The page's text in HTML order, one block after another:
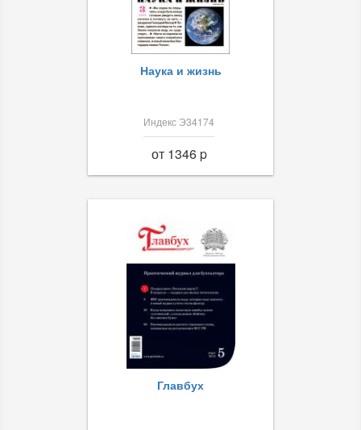
Наука и жизнь
Индекс Э34174
от 1346 p
Главбух